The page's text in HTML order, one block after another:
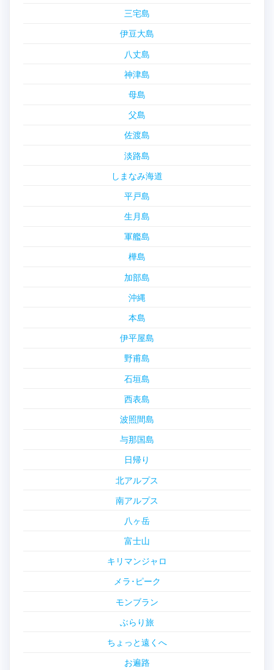
三宅島
伊豆大島
八丈島
神津島
母島
父島
佐渡島
淡路島
しまなみ海道
平戸島
生月島
軍艦島
樺島
加部島
沖縄
本島
伊平屋島
野甫島
石垣島
西表島
波照間島
与那国島
日帰り
北アルプス
南アルプス
八ヶ岳
富士山
キリマンジャロ
メラ･ピーク
モンブラン
ぶらり旅
ちょっと遠くへ
お遍路